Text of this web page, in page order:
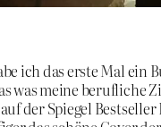
ich das erste Mal ein
was meine
der Spiegel Bestseller